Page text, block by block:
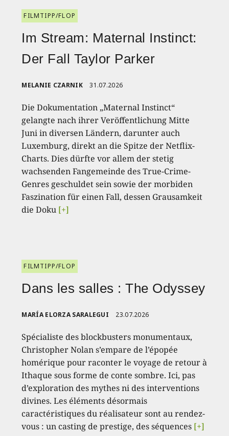
FILMTIPP/FLOP
Im Stream: Maternal Instinct:
Der Fall Taylor Parker
MELANIE CZARNIK 31.07.2026
Die Dokumentation „Maternal Instinct“
gelangte nach ihrer Veröffentlichung Mitte
Juni in diversen Ländern, darunter auch
Luxemburg, direkt an die Spitze der Netflix-
Charts. Dies dürfte vor allem der stetig
wachsenden Fangemeinde des True-Crime-
Genres geschuldet sein sowie der morbiden
Faszination für einen Fall, dessen Grausamkeit
die Doku [+]
FILMTIPP/FLOP
Dans les salles : The Odyssey
MARÍA ELORZA SARALEGUI 23.07.2026
Spécialiste des blockbusters monumentaux,
Christopher Nolan s’empare de l’épopée
homérique pour raconter le voyage de retour à
Ithaque sous forme de conte sombre. Ici, pas
d’exploration des mythes ni des interventions
divines. Les éléments désormais
caractéristiques du réalisateur sont au rendez-
vous : un casting de prestige, des séquences [+]